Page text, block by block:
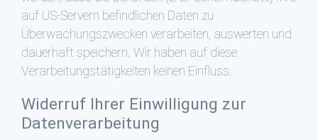
auf US-Servern befindlichen Daten zu
Überwachungszwecken verarbeiten, auswerten und
dauerhaft speichern. Wir haben auf diese
Verarbeitungstätigkeiten keinen Einfluss.
Widerruf Ihrer Einwilligung zur
Datenverarbeitung